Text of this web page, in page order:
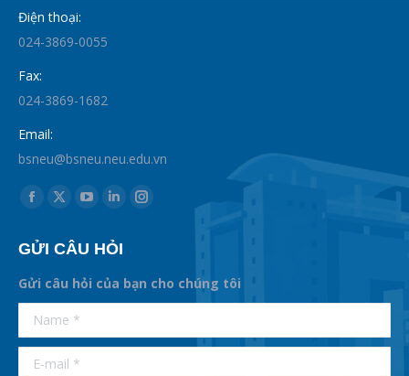
Điện thoại:
024-3869-0055
Fax:
024-3869-1682
Email:
bsneu@bsneu.neu.edu.vn
Find us on:
Facebook
opens
in
new
window
X
opens
in
new
window
YouTube
opens
in
new
Linkedin
opens
in
new
Instagram
in
new
GỬI CÂU HỎI
Gửi câu hỏi của bạn cho chúng tôi
supertotobet
betist
Name *
E-mail *